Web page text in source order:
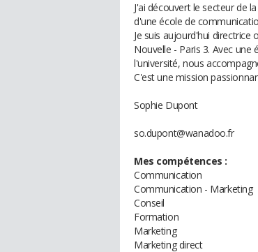
J'ai découvert le secteur de
d'une école de
Je suis aujourd'hui
Nouvelle - Paris 3. Avec
l'université, nous
C'est une mission
Sophie Dupont
so.dupont@wanadoo.fr
Mes compétences :
Communication
Communication - Marketing
Conseil
Formation
Marketing
Marketing direct